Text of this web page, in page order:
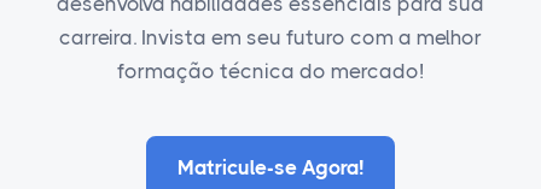
carreira. Invista em seu futuro com a melhor
formação técnica do mercado!
Matricule-se Agora!